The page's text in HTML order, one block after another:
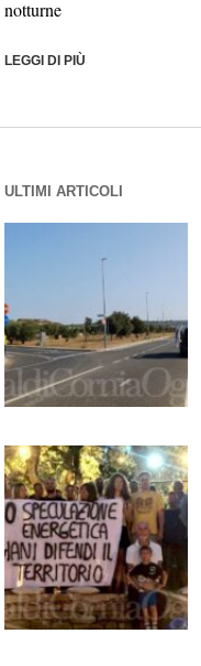
notturne
LEGGI DI PIÙ
ULTIMI ARTICOLI